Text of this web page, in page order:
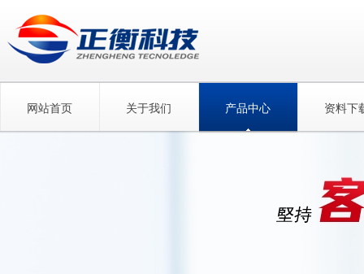
网站首页 关于我们 产品中心 资料下